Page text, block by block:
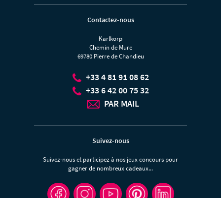
Contactez-nous
Karlkorp
Chemin de Mure
69780 Pierre de Chandieu
+33 4 81 91 08 62
+33 6 42 00 75 32
PAR MAIL
Suivez-nous
Suivez-nous et participez à nos jeux concours pour
gagner de nombreux cadeaux...